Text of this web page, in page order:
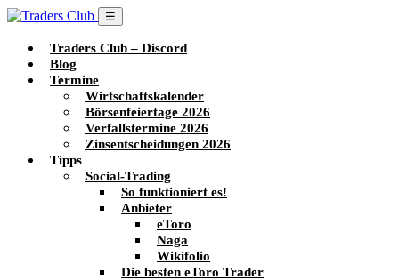
☰
Traders Club – Discord
Blog
Termine
Wirtschaftskalender
Börsenfeiertage 2026
Verfallstermine 2026
Zinsentscheidungen 2026
Tipps
Social-Trading
So funktioniert es!
Anbieter
eToro
Naga
Wikifolio
Die besten eToro Trader